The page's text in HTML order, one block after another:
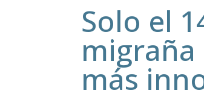
Solo el
migraña
más